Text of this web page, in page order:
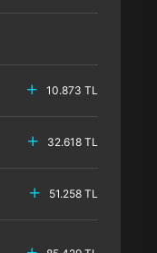
10.873 TL
32.618 TL
51.258 TL